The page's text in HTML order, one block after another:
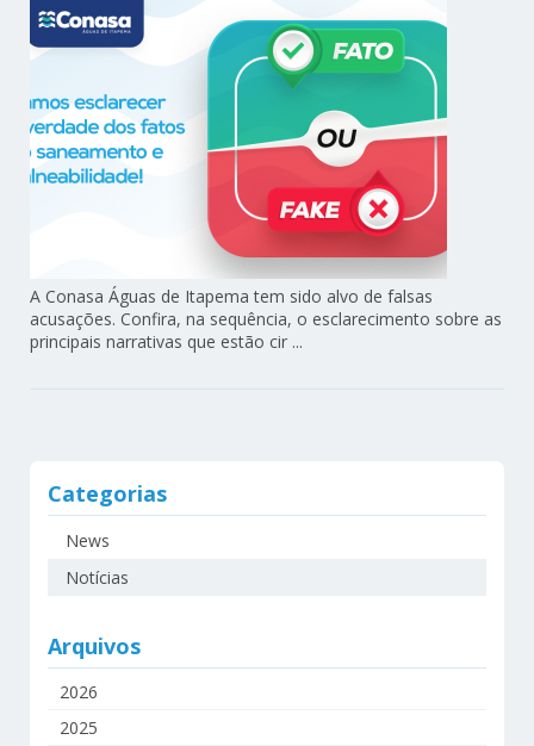
A Conasa Águas de Itapema tem sido alvo de falsas
acusações. Confira, na sequência, o esclarecimento sobre as
principais narrativas que estão cir ...
Categorias
News
Notícias
Arquivos
2026
2025